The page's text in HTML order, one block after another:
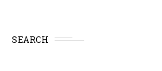
SEARCH